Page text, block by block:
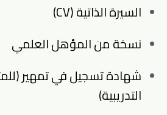
السيرة الذاتية (CV)
نسخة من المؤهل العلمي
شهادة تسجيل في تمهير
التدريبية)